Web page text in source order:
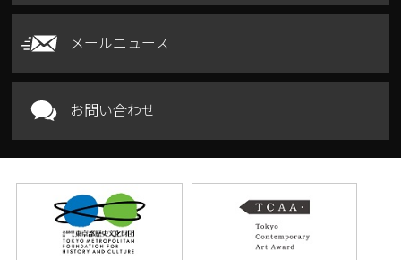
メールニュース
お問い合わせ